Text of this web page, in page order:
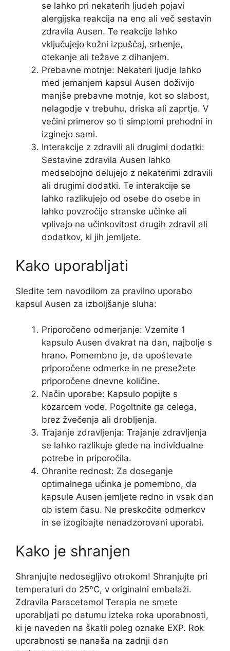
se lahko pri nekaterih ljudeh pojavi
alergijska reakcija na eno ali več sestavin
zdravila Ausen. Te reakcije lahko
vključujejo kožni izpuščaj, srbenje,
otekanje ali težave z dihanjem.
Prebavne motnje: Nekateri ljudje lahko
med jemanjem kapsul Ausen doživijo
manjše prebavne motnje, kot so slabost,
nelagodje v trebuhu, driska ali zaprtje. V
večini primerov so ti simptomi prehodni in
izginejo sami.
Interakcije z zdravili ali drugimi dodatki:
Sestavine zdravila Ausen lahko
medsebojno delujejo z nekaterimi zdravili
ali drugimi dodatki. Te interakcije se
lahko razlikujejo od osebe do osebe in
lahko povzročijo stranske učinke ali
vplivajo na učinkovitost drugih zdravil ali
dodatkov, ki jih jemljete.
Kako uporabljati
Sledite tem navodilom za pravilno uporabo
kapsul Ausen za izboljšanje sluha:
Priporočeno odmerjanje: Vzemite 1
kapsulo Ausen dvakrat na dan, najbolje s
hrano. Pomembno je, da upoštevate
priporočene odmerke in ne presežete
priporočene dnevne količine.
Način uporabe: Kapsulo popijte s
kozarcem vode. Pogoltnite ga celega,
brez žvečenja ali drobljenja.
Trajanje zdravljenja: Trajanje zdravljenja
se lahko razlikuje glede na individualne
potrebe in priporočila.
Ohranite rednost: Za doseganje
optimalnega učinka je pomembno, da
kapsule Ausen jemljete redno in vsak dan
ob istem času. Ne preskočite odmerkov
in se izogibajte nenadzorovani uporabi.
Kako je shranjen
Shranjujte nedosegljivo otrokom! Shranjujte pri
temperaturi do 25ºC, v originalni embalaži.
Zdravila Paracetamol Terapia ne smete
uporabljati po datumu izteka roka uporabnosti,
ki je naveden na škatli poleg oznake EXP. Rok
uporabnosti se nanaša na zadnji dan